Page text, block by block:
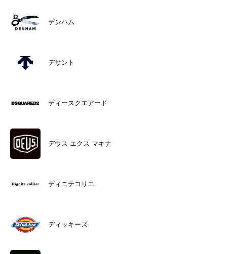
デンハム
デサント
ディースクエアード
デウス エクス マキナ
ディニテコリエ
ディッキーズ